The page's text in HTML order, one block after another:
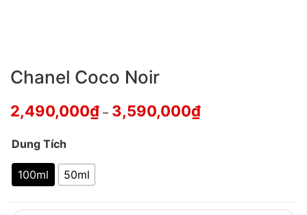
Chanel Coco Noir
2,490,000₫ – 3,590,000₫
Dung Tích
100ml 50ml